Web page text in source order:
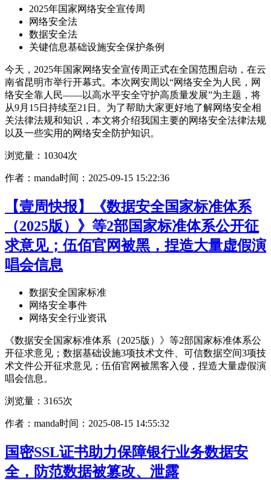
2025年国家网络安全宣传周
网络安全法
数据安全法
关键信息基础设施安全保护条例
今天，2025年国家网络安全宣传周正式在全国范围启动，在云
南省昆明市举行开幕式。本次网安周以“网络安全为人民，网
络安全靠人民——以高水平安全守护高质量发展”为主题，将
从9月15日持续至21日。为了帮助大家更好地了解网络安全相
关法律法规和知识，本文将介绍我国主要的网络安全法律法规
以及一些实用的网络安全防护知识。
浏览量：10304次
作者：manda时间：2025-09-15 15:22:36
【壹周快报】《数据安全国家标准体系
（2025版）》等2部国家标准体系公开征
求意见；伍佰官网被黑，捏造大量虚假演
唱会信息
数据安全国家标准
网络安全事件
网络安全行业资讯
《数据安全国家标准体系（2025版）》等2部国家标准体系公
开征求意见；数据基础设施3项技术文件、可信数据空间3项技
术文件公开征求意见；伍佰官网被黑客入侵，捏造大量虚假演
唱会信息。
浏览量：3165次
作者：manda时间：2025-08-15 14:55:32
国密SSL证书助力保障银行业务数据安
全，防范数据被篡改、泄露